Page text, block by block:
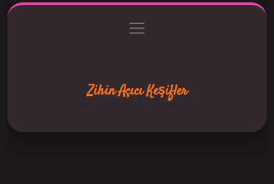
Gizlilik Politikası
menüyü
aç
Zihin Açıcı Keşifler
Merak uyandıran bilgilerle dünyaya bak!